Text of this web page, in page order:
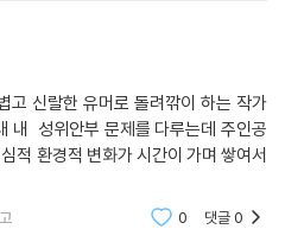
‘수비대와 국경 및 인근 초소를 위한
름으로 비밀리에 창녀를 고용하여
한 것이다. 그리고 이것이 바로 판토
.
판토하 대위는 민간인들처럼 살아야
, 심지어 함께 사는 아내와 어머니에
된다. 그 누구보다 모범적이고 원칙
활 사나이’ 판토하 대위는 이 기괴한
고 신랄한 유머로 돌려깎이 하는 작가
내 성위안부 문제를 다루는데 주인공
적 환경적 변화가 시간이 가며 쌓여서
0 댓글0